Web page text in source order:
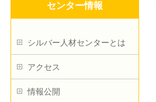
センター情報
シルバー人材センターとは
アクセス
情報公開